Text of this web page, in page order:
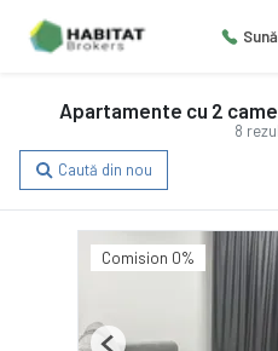
8
Apartamente cu 2
Caută din nou
Comision 0%